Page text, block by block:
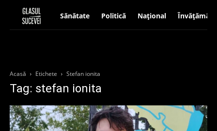
Sănătate Politică Național Învățământ
Acasă Etichete Stefan ionita
Tag: stefan ionita